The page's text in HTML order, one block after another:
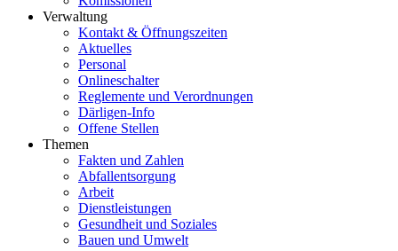
Verwaltung
Kontakt & Öffnungszeiten
Aktuelles
Personal
Onlineschalter
Reglemente und Verordnungen
Därligen-Info
Offene Stellen
Themen
Fakten und Zahlen
Abfallentsorgung
Arbeit
Dienstleistungen
Gesundheit und Soziales
Bauen und Umwelt